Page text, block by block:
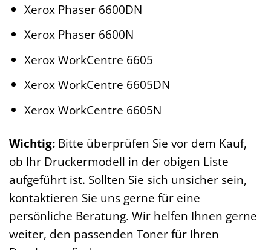
Xerox Phaser 6600DN
Xerox Phaser 6600N
Xerox WorkCentre 6605
Xerox WorkCentre 6605DN
Xerox WorkCentre 6605N
Wichtig: Bitte überprüfen Sie vor dem Kauf,
ob Ihr Druckermodell in der obigen Liste
aufgeführt ist. Sollten Sie sich unsicher sein,
kontaktieren Sie uns gerne für eine
persönliche Beratung. Wir helfen Ihnen gerne
weiter, den passenden Toner für Ihren